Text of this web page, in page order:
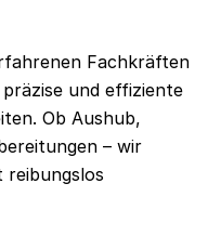
Fachkräften
und effiziente
Ob Aushub,
– wir
reibungslos